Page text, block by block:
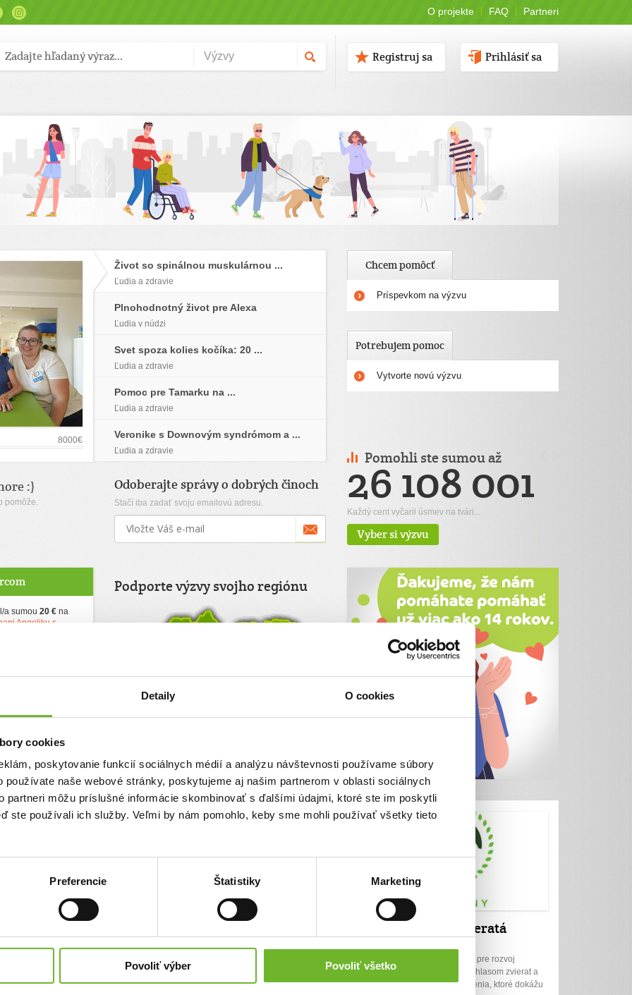
Detaily O cookies
cookies
poskytovanie funkcií sociálnych médií a analýzu návštevnosti používame súbory
používate naše webové stránky, poskytujeme aj našim partnerom v oblasti sociálnych
partneri môžu príslušné informácie skombinovať s ďalšími údajmi, ktoré ste im poskytli
ste používali ich služby. Veľmi by nám pomohlo, keby sme mohli používať všetky tieto
Preferencie Štatistiky Marketing
Povoliť výber Povoliť všetko
O projekte FAQ Partneri
Prihlásiť sa
Registruj sa
8000€
5000€
Život so spinálnou muskulárnou ...
Ľudia a zdravie
Plnohodnotný život pre Alexa
Ľudia v núdzi
Svet spoza kolies kočíka: 20 ...
Ľudia a zdravie
Pomoc pre Tamarku na ...
Ľudia a zdravie
Veronike s Downovým syndrómom a ...
Ľudia a zdravie
Chcem pomôcť
Príspevkom na výzvu
Potrebujem pomoc
Vytvorte novú výzvu
:)
pomôže.
Odoberajte správy o dobrých činoch
Stačí iba zadať svoju emailovú adresu.
Aktívne výzvy
777
Vyber si výzvu
Pomohli ste sumou až
26 108 001
€Každý cent vyčaril úsmev na tvári...
Vyber si výzvu
292
a sumou 20 € na
Angeliku s ...
Angeliku s ...
a sumou
Angeliku s ...
a sumou100 €
Jožkovi s downovým
Podporte výzvy svojho regiónu
MONO – Vedieť viac
MONO dáva priestor a podporuje inovatívnu
Pomohli ste sumou:
Chráňte s nami zvieratá
Humánny pokrok je združením pre rozvoj
ľudskosti a udržateľnosti. Sme hlasom zvierat a
presadzujeme udržateľné riešenia, ktoré dokážu